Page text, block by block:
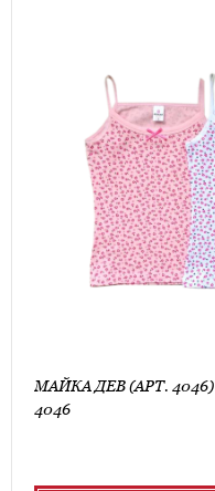
МАЙКА ДЕВ (АРТ. 4046)
4046